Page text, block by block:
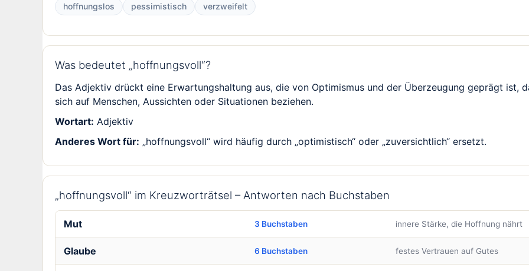
hoffnungslos pessimistisch verzweifelt
Was bedeutet „hoffnungsvoll“?
Das Adjektiv drückt eine Erwartungshaltung aus, die von Optimismus und der Überzeugung geprägt ist,
sich auf Menschen, Aussichten oder Situationen beziehen.
Wortart: Adjektiv
Anderes Wort für: „hoffnungsvoll“ wird häufig durch „optimistisch“ oder „zuversichtlich“ ersetzt.
„hoffnungsvoll“ im Kreuzworträtsel – Antworten nach Buchstaben
Mut 3 Buchstaben innere Stärke, die Hoffnung nährt
Glaube 6 Buchstaben festes Vertrauen auf Gutes